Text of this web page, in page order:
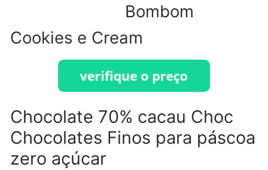
Bombom
Cookies e Cream
Chocolate 70% cacau Choc
Chocolates Finos para páscoa
zero açúcar